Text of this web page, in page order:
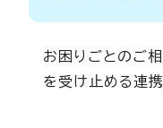
お困りごとのご
を受け止める連